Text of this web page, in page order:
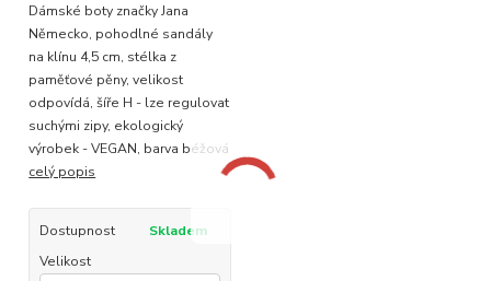
Dámské boty značky Jana
Německo, pohodlné sandály
na klínu 4,5 cm, stélka z
paměťové pěny, velikost
odpovídá, šíře H - lze regulovat
suchými zipy, ekologický
výrobek - VEGAN, barva béžová
celý popis
Dostupnost
Skladem
Velikost